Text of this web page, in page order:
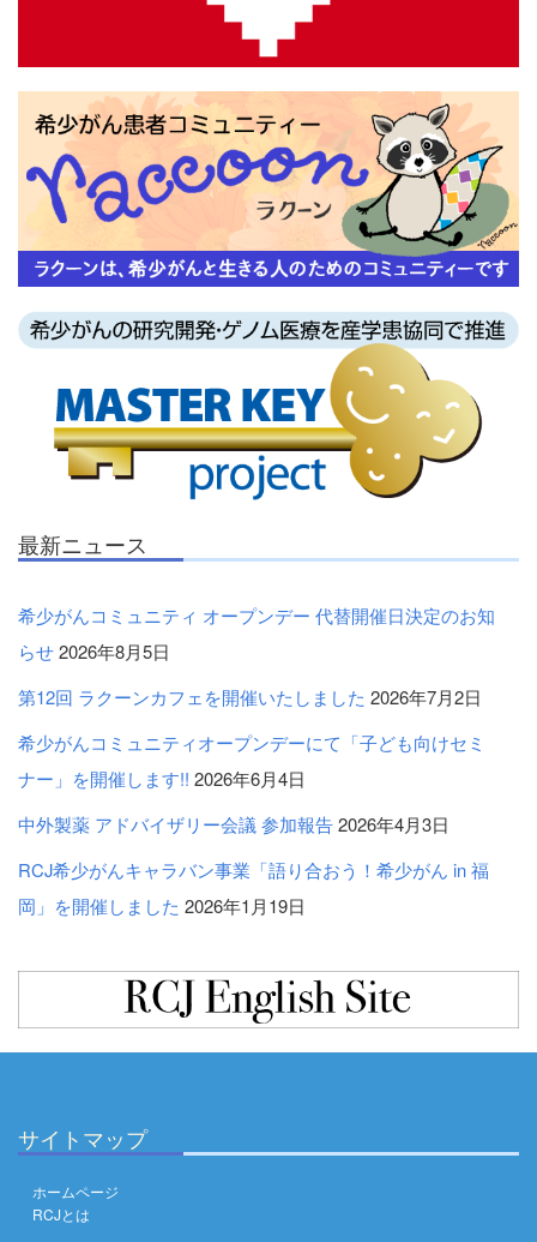
最新ニュース
希少がんコミュニティ オープンデー 代替開催日決定のお知
らせ2026年8月5日
第12回 ラクーンカフェを開催いたしました 2026年7月2日
希少がんコミュニティオープンデーにて「子ども向けセミ
ナー」を開催します!! 2026年6月4日
中外製薬 アドバイザリー会議 参加報告2026年4月3日
RCJ希少がんキャラバン事業「語り合おう！希少がん in 福
岡」を開催しました 2026年1月19日
サイトマップ
ホームページ
RCJとは